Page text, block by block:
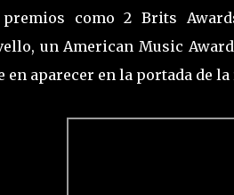
premios como 2 Brits
un American Music
aparecer en la portada de la